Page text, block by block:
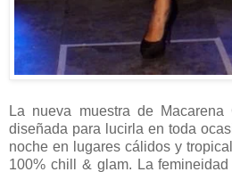
La nueva muestra de Macarena
diseñada para lucirla en toda
noche en lugares cálidos y
100% chill & glam. La